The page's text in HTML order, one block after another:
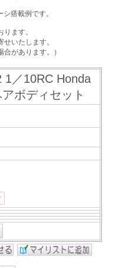
搭載例です。
ます。
いたします。
合があります。）
／10RC Honda
ボディセット